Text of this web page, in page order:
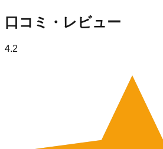
口コミ・レビュー
4.2